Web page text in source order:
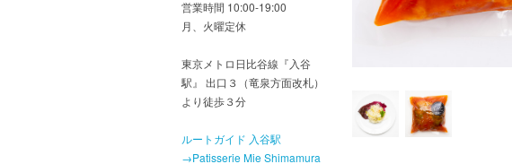
営業時間 10:00-19:00
月、火曜定休
東京メトロ日比谷線『入谷
駅』 出口３（竜泉方面改札）
より徒歩３分
ルートガイド 入谷駅
→Patisserie Mie Shimamura